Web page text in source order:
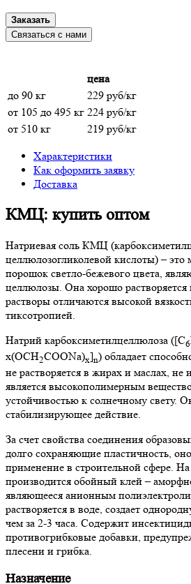
Заказать
Связаться с нами
цена
до 90 кг
229 руб/кг
от 105 до 495 кг 224 руб/кг
от 510 кг
219 руб/кг
Характеристики
Как оформить заявку
Доставка
КМЦ: купить оптом
Натриевая соль КМЦ
целлюлозогликолевой кислоты) – это
порошок светло-бежевого цвета,
целлюлозы. Она хорошо растворяется
растворы отличаются высокой
тиксотропией.
Натрий карбоксиметилцеллюлоза ([С6
x(OCH2COONa)x]n) обладает
не растворяется в жирах и маслах, не
является высокополимерным
устойчивостью к солнечному свету.
стабилизирующее действие.
За счет свойства соединения
долго сохраняющие пластичность,
применение в строительной сфере. На
производится обойный клей –
являющееся анионным
растворяется в воде, создает
чем за 2-3 часа. Содержит
противогрибковые добавки,
плесени и грибка.
Назначение